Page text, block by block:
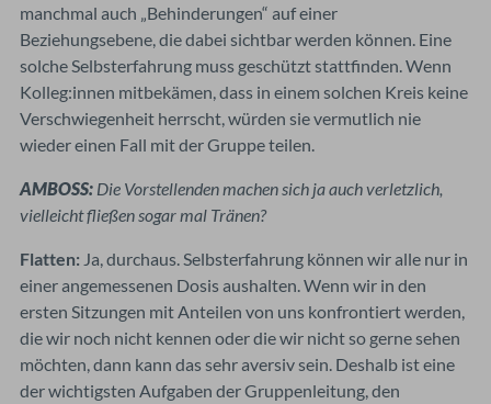
manchmal auch „Behinderungen“ auf einer
Beziehungsebene, die dabei sichtbar werden können. Eine
solche Selbsterfahrung muss geschützt stattfinden. Wenn
Kolleg:innen mitbekämen, dass in einem solchen Kreis keine
Verschwiegenheit herrscht, würden sie vermutlich nie
wieder einen Fall mit der Gruppe teilen.
AMBOSS: Die Vorstellenden machen sich ja auch verletzlich,
vielleicht fließen sogar mal Tränen?
Flatten: Ja, durchaus. Selbsterfahrung können wir alle nur in
einer angemessenen Dosis aushalten. Wenn wir in den
ersten Sitzungen mit Anteilen von uns konfrontiert werden,
die wir noch nicht kennen oder die wir nicht so gerne sehen
möchten, dann kann das sehr aversiv sein. Deshalb ist eine
der wichtigsten Aufgaben der Gruppenleitung, den